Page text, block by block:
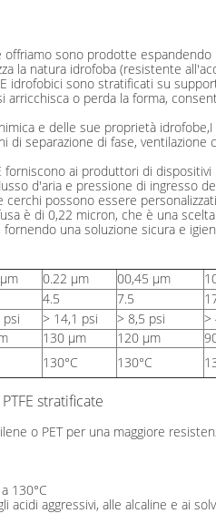
sono prodotte
la natura idrofoba (resistente
idrofobici sono stratificati su
arricchisca o perda la forma,
e delle sue proprietà
di separazione di fase,
forniscono ai produttori di
d'aria e pressione di ingresso
possono essere
è di 0,22 micron, che è una
una soluzione sicura e
0.22 μm 00,45 μm
4.5 7.5
psi > 14,1 psi > 8,5 psi
>
130 μm 120 μm
130°C 130°C
stratificate
o PET per una maggiore
130°C
acidi aggressivi, alle alcaline e ai